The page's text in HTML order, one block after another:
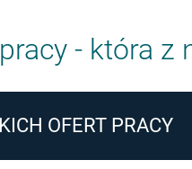
- która z
OFERT PRACY